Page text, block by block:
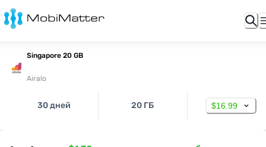
Singapore 20 GB
Airalo
30 дней 20 ГБ $16.99